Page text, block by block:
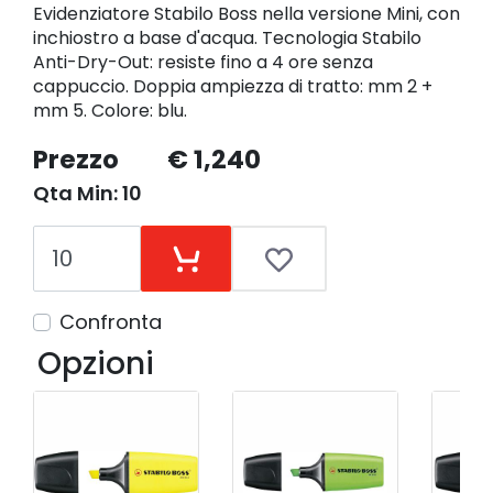
Evidenziatore Stabilo Boss nella versione Mini, con
inchiostro a base d'acqua. Tecnologia Stabilo
Anti-Dry-Out: resiste fino a 4 ore senza
cappuccio. Doppia ampiezza di tratto: mm 2 +
mm 5. Colore: blu.
Prezzo € 1,240
Qta Min: 10
Confronta
Opzioni